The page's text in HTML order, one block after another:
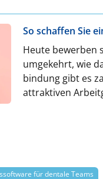
So schaffen Sie
Heute bewerben
umgekehrt, wie
bindung gibt es
attraktiven
für dentale Teams